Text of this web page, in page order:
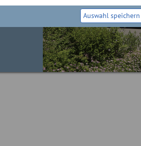
Auswahl speichern
Per